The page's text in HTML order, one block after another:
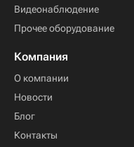
Видеонаблюдение
Прочее оборудование
Компания
О компании
Новости
Блог
Контакты